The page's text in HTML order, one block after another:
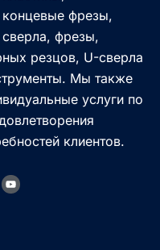
фрезы,
фрезы,
резцов, U-сверла
Мы также
услуги по
клиентов.
Y
o